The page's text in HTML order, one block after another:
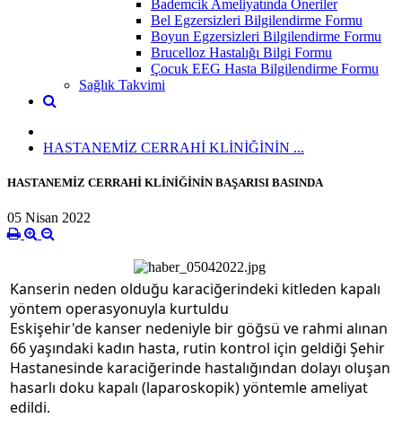
Bademcik Ameliyatında Öneriler
Bel Egzersizleri Bilgilendirme Formu
Boyun Egzersizleri Bilgilendirme Formu
Brucelloz Hastalığı Bilgi Formu
Çocuk EEG Hasta Bilgilendirme Formu
Sağlık Takvimi
HASTANEMİZ CERRAHİ KLİNİĞİNİN ...
HASTANEMİZ CERRAHİ KLİNİĞİNİN BAŞARISI BASINDA
05 Nisan 2022
Kanserin neden olduğu karaciğerindeki kitleden kapalı
yöntem operasyonuyla kurtuldu
Eskişehir'de kanser nedeniyle bir göğsü ve rahmi alınan
66 yaşındaki kadın hasta, rutin kontrol için geldiği Şehir
Hastanesinde karaciğerinde hastalığından dolayı oluşan
hasarlı doku kapalı (laparoskopik) yöntemle ameliyat
edildi.